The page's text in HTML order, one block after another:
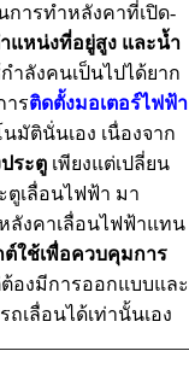
การทำหลังคาที่เปิด-
แหน่งที่อยู่สูง และน้ำ
ำลังคนเป็นไปได้ยาก
ารติดตั้งมอเตอร์ไฟฟ้า
มัตินั่นเอง เนื่องจาก
ระตู เพียงแต่เปลี่ยน
ตูเลื่อนไฟฟ้า มา
ลังคาเลื่อนไฟฟ้าแทน
ต์ใช้เพื่อควบคุมการ
ต้องมีการออกแบบและ
เลื่อนได้เท่านั้นเอง